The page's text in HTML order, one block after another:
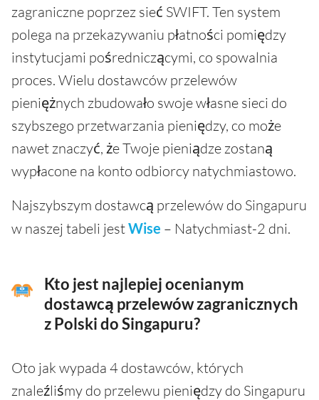
zagraniczne poprzez sieć SWIFT. Ten system
polega na przekazywaniu płatności pomiędzy
instytucjami pośredniczącymi, co spowalnia
proces. Wielu dostawców przelewów
pieniężnych zbudowało swoje własne sieci do
szybszego przetwarzania pieniędzy, co może
nawet znaczyć, że Twoje pieniądze zostaną
wypłacone na konto odbiorcy natychmiastowo.
Najszybszym dostawcą przelewów do Singapuru
w naszej tabeli jestWise – Natychmiast-2 dni.
Kto jest najlepiej ocenianym
dostawcą przelewów zagranicznych
z Polski do Singapuru?
Oto jak wypada 4 dostawców, których
znaleźliśmy do przelewu pieniędzy do Singapuru